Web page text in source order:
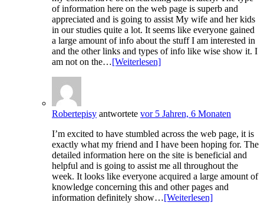
of information here on the web page is superb and
appreciated and is going to assist My wife and her kids
in our studies quite a lot. It seems like everyone gained
a large amount of info about the stuff I am interested in
and the other links and types of info like wise show it. I
am not on the…[Weiterlesen]
Robertepisy antwortete vor 5 Jahren, 6 Monaten
I’m excited to have stumbled across the web page, it is
exactly what my friend and I have been hoping for. The
detailed information here on the site is beneficial and
helpful and is going to assist me all throughout the
week. It looks like everyone acquired a large amount of
knowledge concerning this and other pages and
information definitely show…[Weiterlesen]